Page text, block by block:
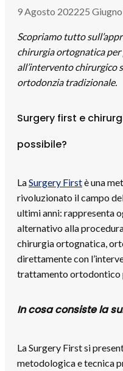
9 Agosto 202225
Scopriamo tutto
chirurgia ortognatica
all’intervento chirurgico
ortodonzia tradizionale.
Surgery first e
possibile?
LaSurgery Firstè una
rivoluzionato il campo
ultimi anni: rappresenta
alternativo alla
chirurgia ortognatica,
direttamente con
trattamento ortodontico
In cosa consiste la
La Surgery First si
metodologica e tecnica